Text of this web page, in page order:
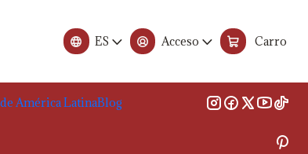
ES Acceso Carro
América LatinaBlog
| La Reina de las Tortillas